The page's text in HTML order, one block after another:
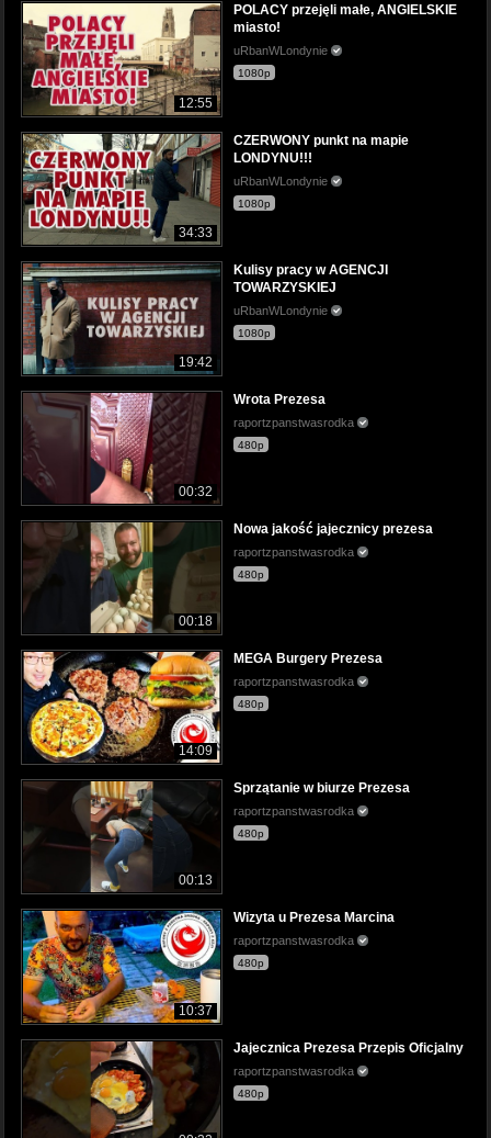
12:55
POLACY przejęli małe, ANGIELSKIE
miasto!
uRbanWLondynie
1080p
34:33
CZERWONY punkt na mapie
LONDYNU!!!
uRbanWLondynie
1080p
19:42
Kulisy pracy w AGENCJI
TOWARZYSKIEJ
uRbanWLondynie
1080p
00:32
Wrota Prezesa
raportzpanstwasrodka
480p
00:18
Nowa jakość jajecznicy prezesa
raportzpanstwasrodka
480p
14:09
MEGA Burgery Prezesa
raportzpanstwasrodka
480p
00:13
Sprzątanie w biurze Prezesa
raportzpanstwasrodka
480p
10:37
Wizyta u Prezesa Marcina
raportzpanstwasrodka
480p
Jajecznica Prezesa Przepis Oficjalny
raportzpanstwasrodka
480p